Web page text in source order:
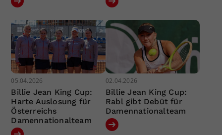
05.04.2026
Billie Jean King Cup:
Harte Auslosung für
Österreichs
Damennationalteam
02.04.2026
Billie Jean King Cup:
Rabl gibt Debüt für
Damennationalteam